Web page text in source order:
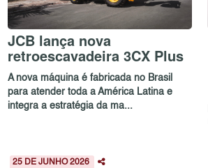
JCB lança nova
retroescavadeira 3CX Plus
A nova máquina é fabricada no Brasil
para atender toda a América Latina e
integra a estratégia da ma...
25 DE JUNHO 2026